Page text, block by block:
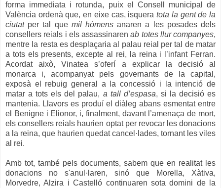
forma immediata i rotunda, puix el Consell municipal de
València ordenà que, en eixe cas, isqueratota la gent de la
ciutatper tal que mil hòmens anaren a les posades dels
consellers reials i els assassinaren ab totes llur companyes,
mentre la resta es desplaçaria al palau reial per tal de matar
a tots els presents, excepte al rei, la reina i l’infant Ferran.
Acordat això, Vinatea s’oferí a explicar la decisió al
monarca i, acompanyat pels governants de la capital,
exposà el rebuig general a la concessió i la intenció de
matar a tots els del palau, a tall d’espasa, si la decisió es
mantenia. Llavors es produí el diàleg abans esmentat entre
el Benigne i Elionor, i, finalment, davant l’amenaça de mort,
els consellers reials haurien optat per revocar les donacions
a la reina, que haurien quedat cancel·lades, tornant les viles
al rei.
Amb tot, també pels documents, sabem que en realitat les
donacions no s'anul·laren, sinó que Morella, Xàtiva,
Morvedre, Alzira i Castelló continuaren sota domini de la